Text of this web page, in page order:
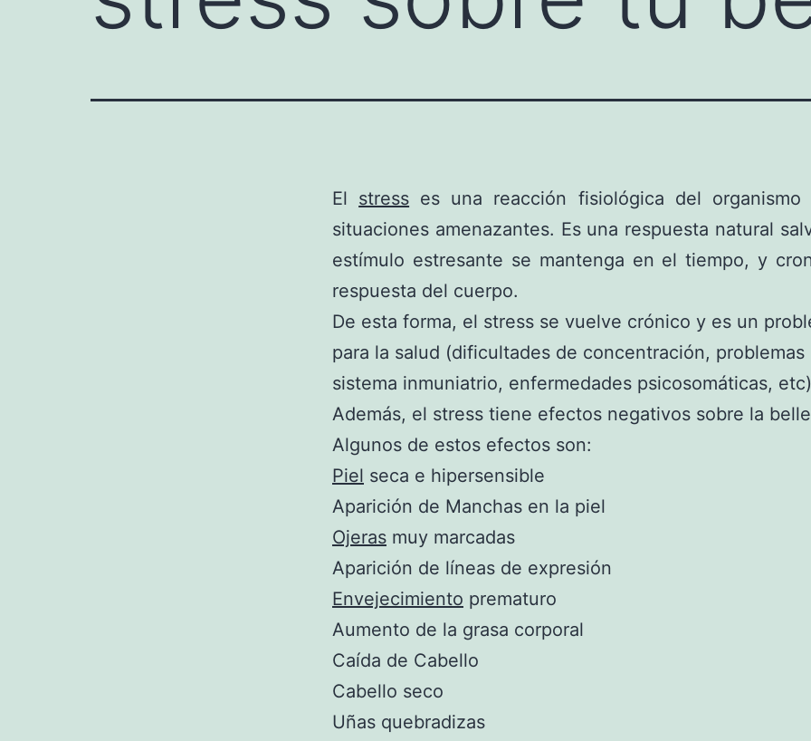
El stress es una reacción fisiológica del
situaciones amenazantes. Es una respuesta natural
estímulo estresante se mantenga en el tiempo, y
respuesta del cuerpo.
De esta forma, el stress se vuelve crónico y es un
para la salud (dificultades de concentración, problemas
sistema inmuniatrio, enfermedades psicosomáticas,
Además, el stress tiene efectos negativos sobre la
Algunos de estos efectos son:
Piel seca e hipersensible
Aparición de Manchas en la piel
Ojeras muy marcadas
Aparición de líneas de expresión
Envejecimiento prematuro
Aumento de la grasa corporal
Caída de Cabello
Cabello seco
Uñas quebradizas